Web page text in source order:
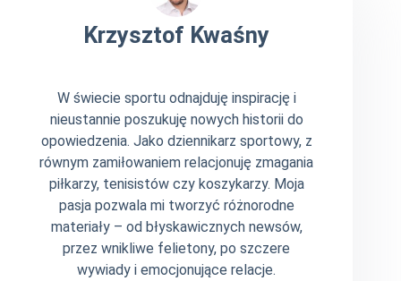
Krzysztof Kwaśny
W świecie sportu odnajduję inspirację i
nieustannie poszukuję nowych historii do
opowiedzenia. Jako dziennikarz sportowy, z
równym zamiłowaniem relacjonuję zmagania
piłkarzy, tenisistów czy koszykarzy. Moja
pasja pozwala mi tworzyć różnorodne
materiały – od błyskawicznych newsów,
przez wnikliwe felietony, po szczere
wywiady i emocjonujące relacje.